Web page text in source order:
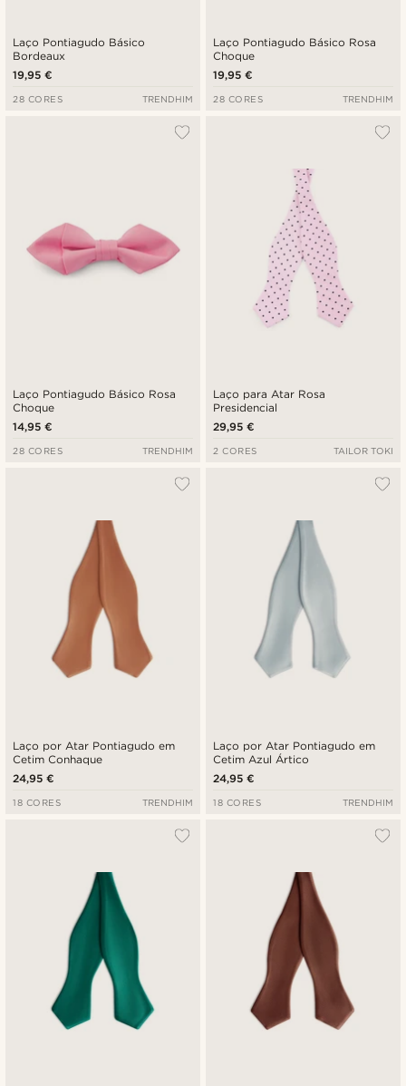
Laço Pontiagudo Básico
Bordeaux
19,95 €
28 CORES TRENDHIM
Laço Pontiagudo Básico Rosa
Choque
19,95 €
28 CORES TRENDHIM
Laço Pontiagudo Básico Rosa
Choque
14,95 €
28 CORES TRENDHIM
Laço para Atar Rosa
Presidencial
29,95 €
2 CORES TAILOR TOKI
Laço por Atar Pontiagudo em
Cetim Conhaque
24,95 €
18 CORES TRENDHIM
Laço por Atar Pontiagudo em
Cetim Azul Ártico
24,95 €
18 CORES TRENDHIM